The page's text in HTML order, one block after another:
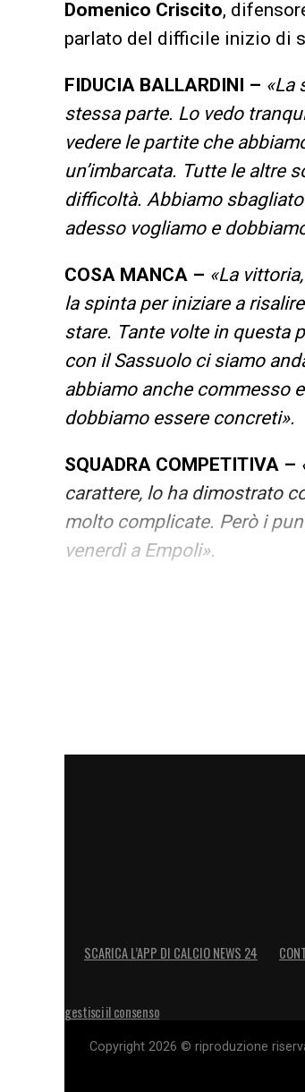
Domenico Criscito,
parlato del difficile inizio di
FIDUCIA BALLARDINI – «La
stessa parte. Lo vedo
vedere le partite che
un’imbarcata. Tutte le altre
difficoltà. Abbiamo
adesso vogliamo e
COSA MANCA – «La
la spinta per iniziare a
stare. Tante volte in questa
con il Sassuolo ci siamo
abbiamo anche commesso
dobbiamo essere concreti».
SQUADRA COMPETITIVA –
carattere, lo ha dimostrato
molto complicate. Però i
venerdì a Empoli».
«A dir la
alcune statistiche è
indicarne una, allora dico il
SCARICA L’APP DI CALCIO NEWS 24
gestisci il consenso
Copyright 2026 © riproduzione